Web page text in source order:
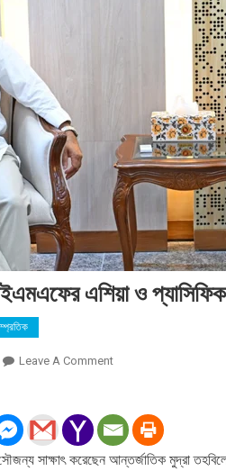
এশিয়া ও প্যাসিফিক
Leave A CommentOn
আইএমএফের
এশিয়া
ও
সৌজন্য সাক্ষাৎ করেছেন আন্তর্জাতিক মুদ্রা